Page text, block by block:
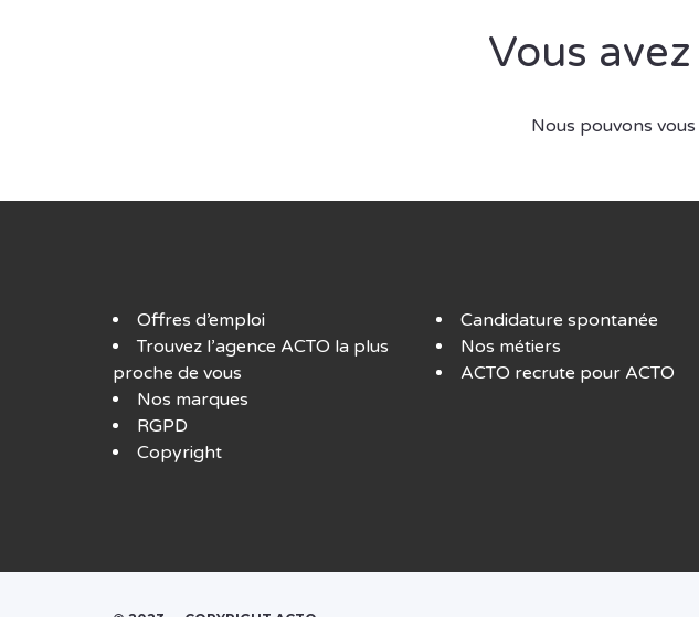
Vous
Nous pouvons
Offres d’emploi
Trouvez l’agence ACTO la plus
proche de vous
Nos marques
RGPD
Copyright
Candidature spontanée
Nos métiers
ACTO recrute pour ACTO